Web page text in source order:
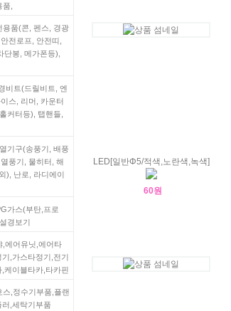
,
용품(콘, 펜스, 경광
전로프, 안전띠,
단봉, 메가폰등),
비트(드릴비트, 엔
스, 리머, 카운터
커터등), 탭핸들,
기구(송풍기, 배풍
풍기, 물히터, 해
), 난로, 라디에이
가스(부탄,프로
경보기
,에어유닛,에어타
기,가스타정기,전기
,케이블타카,타카핀
스,정수기부품,플랜
러,세탁기부품
LED[일반Φ5/적색,노란색,녹색]
60원